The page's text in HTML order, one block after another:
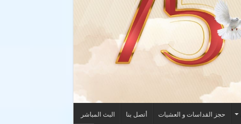
حجز القداسات و العشيات أتصل بنا البث المباشر